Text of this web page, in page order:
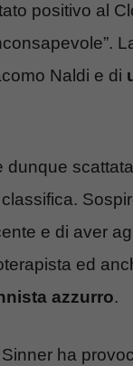
positivo al
Naldi e di
dunque
e di aver
ed
azzurro.
Sinner ha